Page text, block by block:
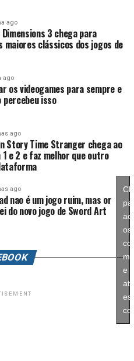
um passo
Durante muitos
como um jogo
mostra que existe
com uma campanha
Caso a recepção dos
possível que a Nintendo
e transforme o modo
série daqui para frente.
de que Splatoon
laboratório para o
parece estar testando
aberto, sistemas de
mais ambiciosa para
reagir. Se a recepção
muitas dessas ideias
ago
Dimensions 3 chega para
maiores clássicos dos jogos de
ago
os videogames para sempre e
percebeu isso
ago
Story Time Stranger chega ao
e 2 e faz melhor que outro
ago
nao é um jogo ruim, mas or
do novo jogo de Sword Art
os
e